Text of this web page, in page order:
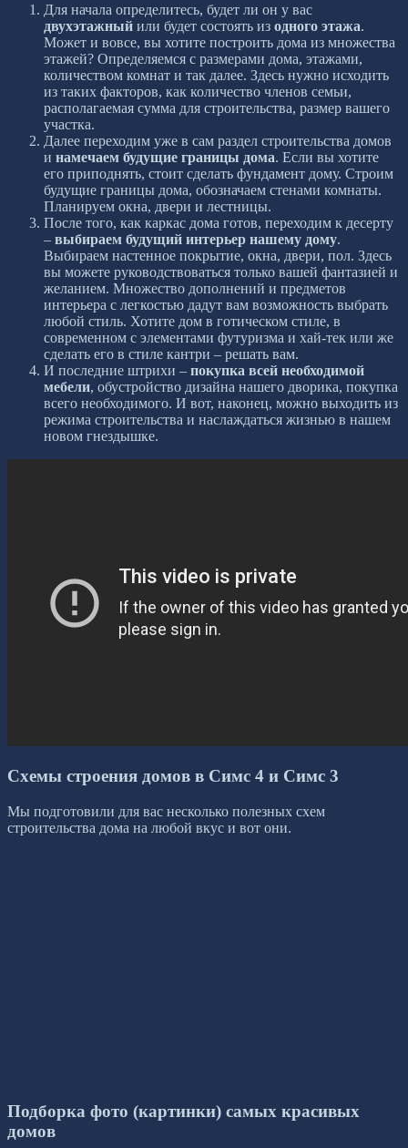
Для начала определитесь, будет ли он у вас
двухэтажный или будет состоять из одного этажа.
Может и вовсе, вы хотите построить дома из множества
этажей? Определяемся с размерами дома, этажами,
количеством комнат и так далее. Здесь нужно исходить
из таких факторов, как количество членов семьи,
располагаемая сумма для строительства, размер вашего
участка.
Далее переходим уже в сам раздел строительства домов
и намечаем будущие границы дома. Если вы хотите
его приподнять, стоит сделать фундамент дому. Строим
будущие границы дома, обозначаем стенами комнаты.
Планируем окна, двери и лестницы.
После того, как каркас дома готов, переходим к десерту
– выбираем будущий интерьер нашему дому.
Выбираем настенное покрытие, окна, двери, пол. Здесь
вы можете руководствоваться только вашей фантазией и
желанием. Множество дополнений и предметов
интерьера с легкостью дадут вам возможность выбрать
любой стиль. Хотите дом в готическом стиле, в
современном с элементами футуризма и хай-тек или же
сделать его в стиле кантри – решать вам.
И последние штрихи – покупка всей необходимой
мебели, обустройство дизайна нашего дворика, покупка
всего необходимого. И вот, наконец, можно выходить из
режима строительства и наслаждаться жизнью в нашем
новом гнездышке.
Схемы строения домов в Симс 4 и Симс 3
Мы подготовили для вас несколько полезных схем
строительства дома на любой вкус и вот они.
Подборка фото (картинки) самых красивых
домов